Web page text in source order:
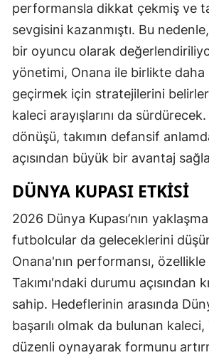
performansla dikkat çekmiş ve
sevgisini kazanmıştı. Bu
bir oyuncu olarak
yönetimi, Onana ile birlikte daha
geçirmek için stratejilerini
kaleci arayışlarını da sürdürecek.
dönüşü, takımın defansif
açısından büyük bir avantaj
DÜNYA KUPASI ETKISI
2026 Dünya Kupası’nın
futbolcular da geleceklerini
Onana'nın performansı,
Takımı'ndaki durumu açısından
sahip. Hedeflerinin arasında
başarılı olmak da bulunan
düzenli oynayarak formunu